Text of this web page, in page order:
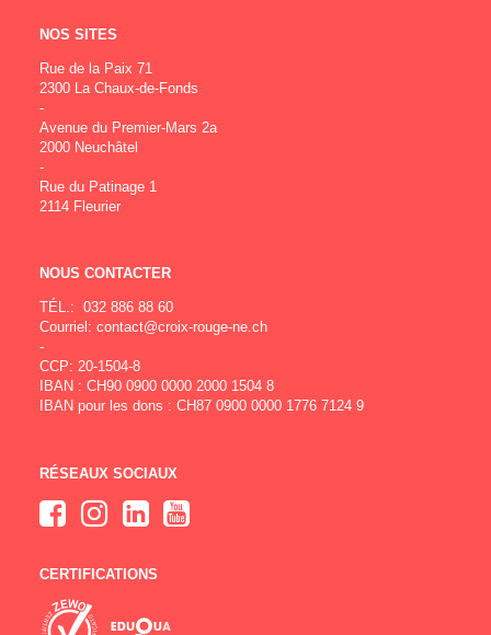
NOS SITES
Rue de la Paix 71
2300 La Chaux-de-Fonds
-
Avenue du Premier-Mars 2a
2000 Neuchâtel
-
Rue du Patinage 1
2114 Fleurier
NOUS CONTACTER
TÉL.: 032 886 88 60
Courriel: contact@croix-rouge-ne.ch
-
CCP: 20-1504-8
IBAN : CH90 0900 0000 2000 1504 8
IBAN pour les dons : CH87 0900 0000 1776 7124 9
RÉSEAUX SOCIAUX
CERTIFICATIONS